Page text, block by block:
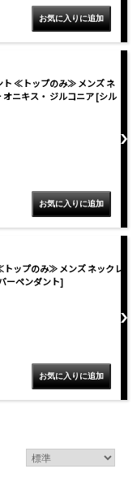
ト ≪トップのみ≫ メンズ ネ
オニキス・ ジルコニア [シル
ップのみ≫ メンズ ネックレ
ーペンダント]